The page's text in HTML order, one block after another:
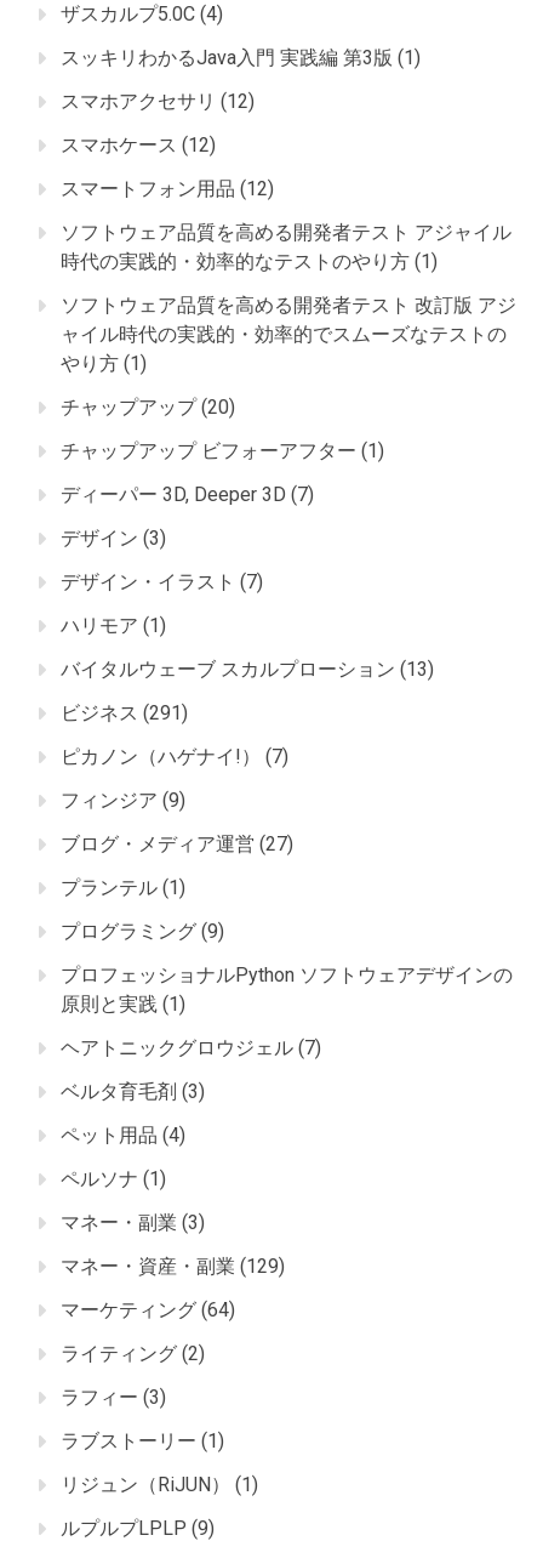
ザスカルプ5.0C (4)
スッキリわかるJava入門 実践編 第3版 (1)
スマホアクセサリ (12)
スマホケース (12)
スマートフォン用品 (12)
ソフトウェア品質を高める開発者テスト アジャイル
時代の実践的・効率的なテストのやり方 (1)
ソフトウェア品質を高める開発者テスト 改訂版 アジ
ャイル時代の実践的・効率的でスムーズなテストの
やり方 (1)
チャップアップ(20)
チャップアップ ビフォーアフター (1)
ディーパー 3D, Deeper 3D (7)
デザイン (3)
デザイン・イラスト (7)
ハリモア (1)
バイタルウェーブ スカルプローション (13)
ビジネス (291)
ピカノン（ハゲナイ!）
(7)
フィンジア (9)
ブログ・メディア運営 (27)
プランテル (1)
プログラミング (9)
プロフェッショナルPython ソフトウェアデザインの
原則と実践 (1)
ヘアトニックグロウジェル (7)
ベルタ育毛剤 (3)
ペット用品 (4)
ペルソナ (1)
マネー・副業 (3)
マネー・資産・副業 (129)
マーケティング (64)
ライティング (2)
ラフィー (3)
ラブストーリー (1)
リジュン（RiJUN）
(1)
ルプルプLPLP (9)